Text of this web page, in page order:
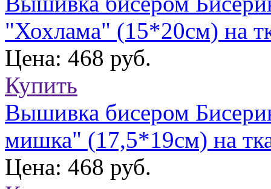
"Хохлама" (15*20см) на
Цена: 468 руб.
Купить
Вышивка бисером
мишка" (17,5*19см) на
Цена: 468 руб.